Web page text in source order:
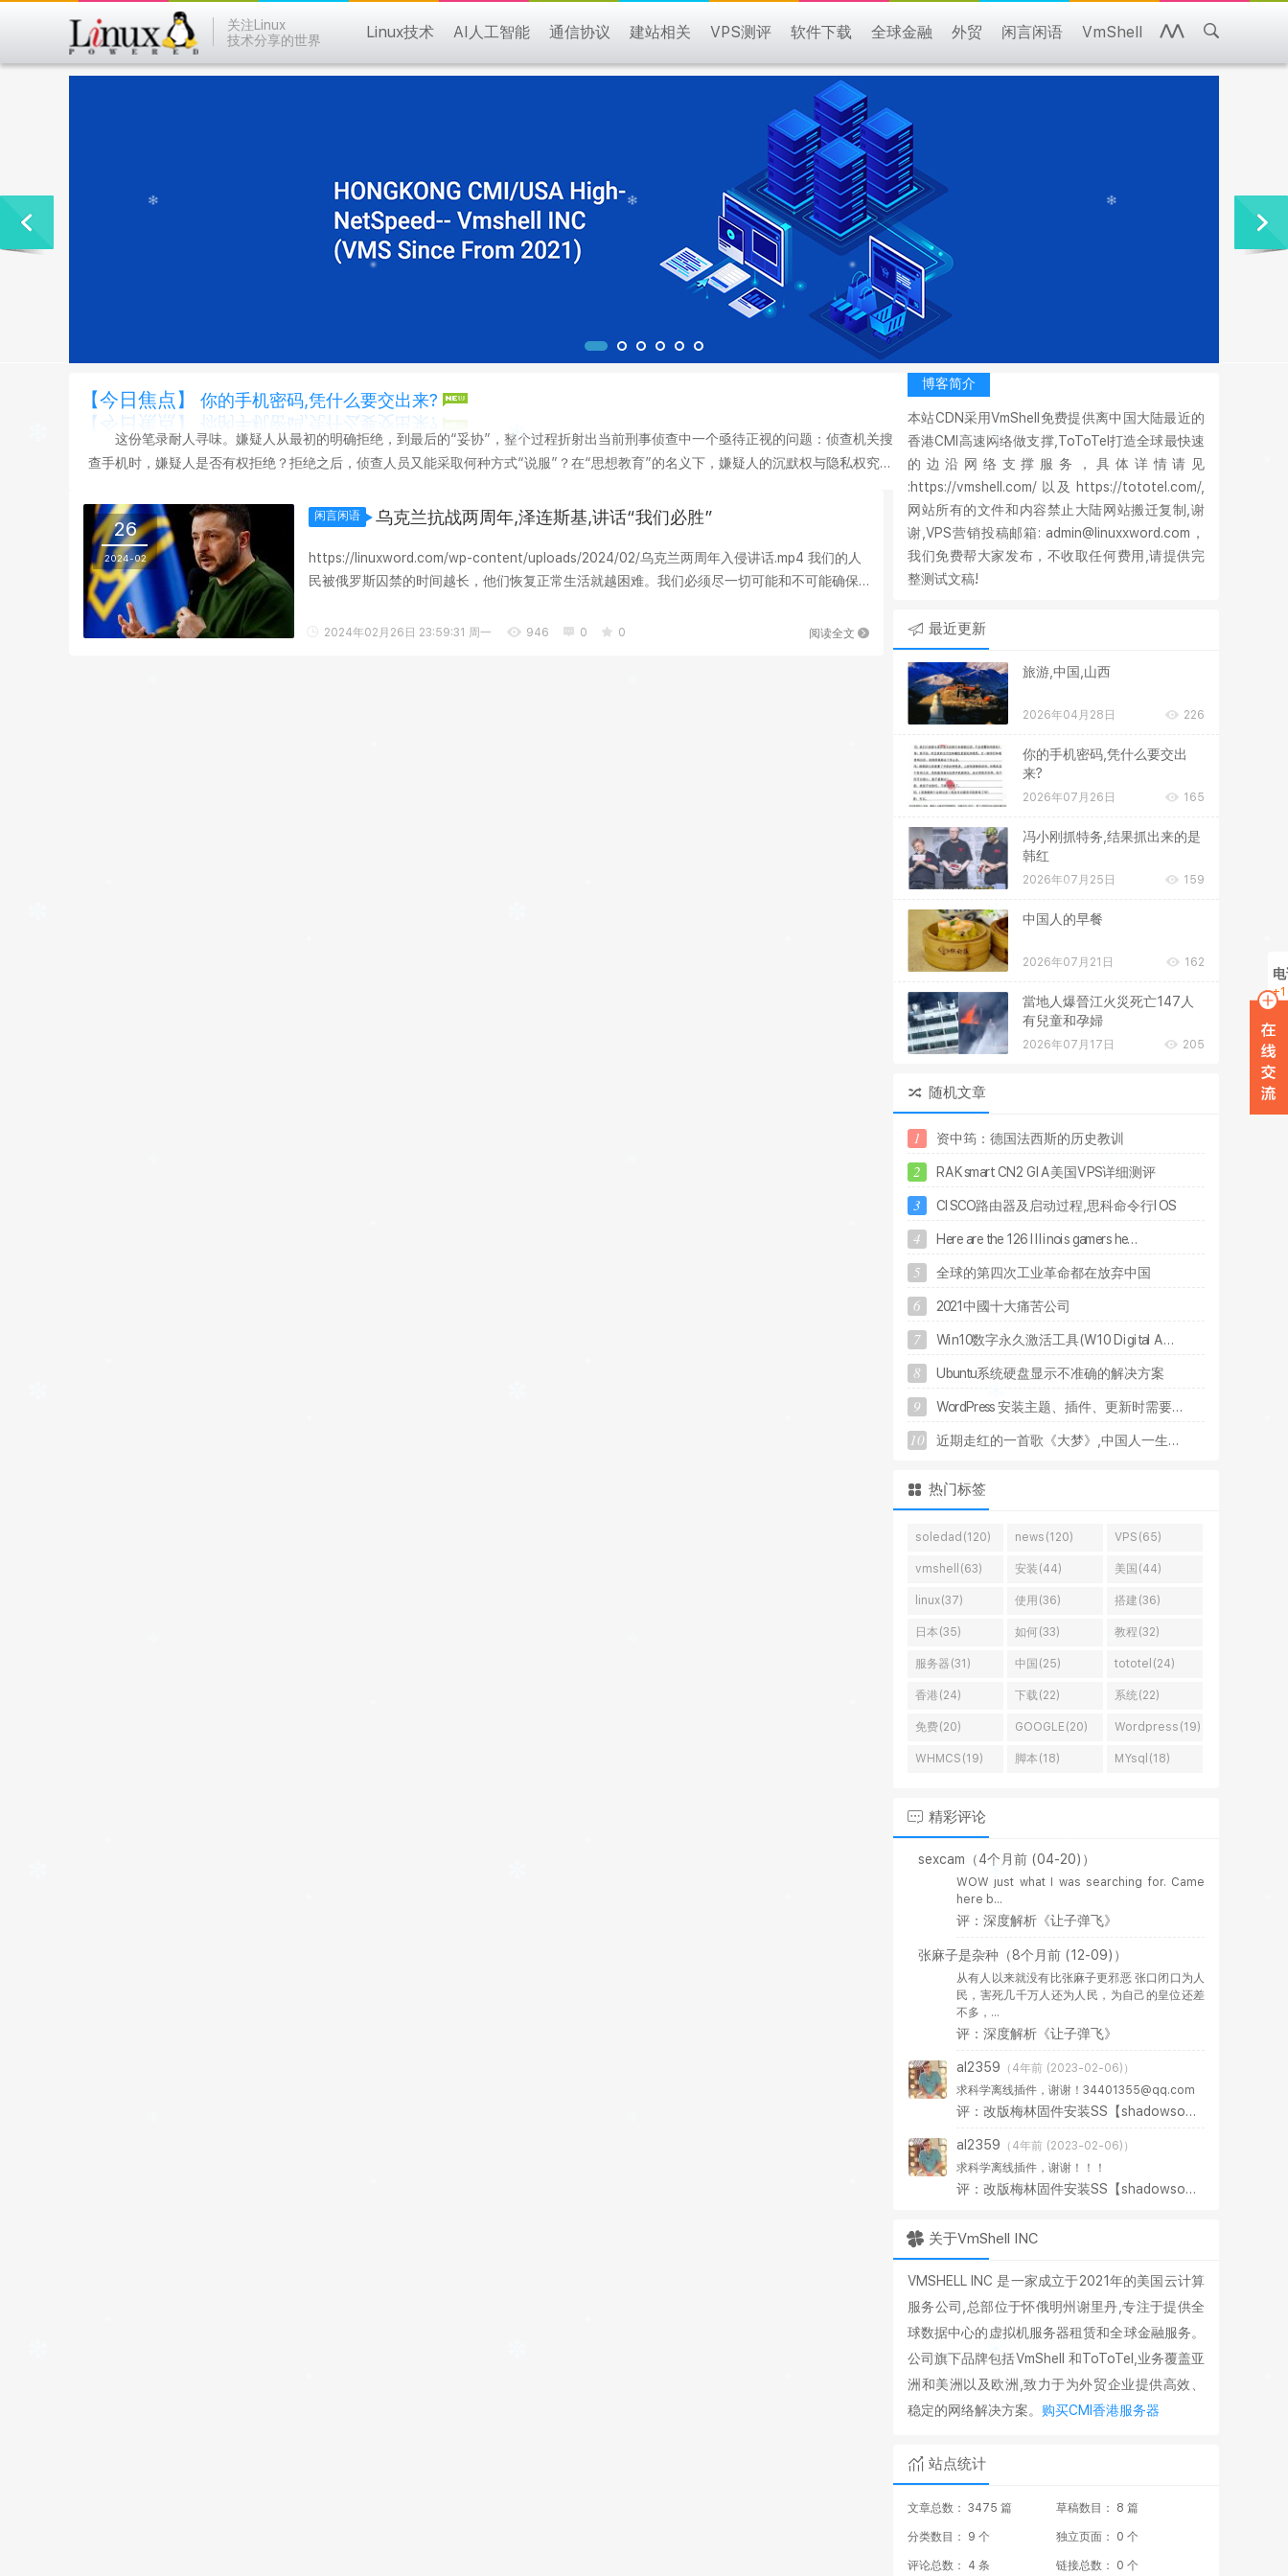
关注Linux
技术分享的世界
Linux技术 AI人工智能 通信协议 建站相关 VPS测评 软件下载 全球金融 外贸 闲言闲语 VmShell
【今日焦点】 你的手机密码,凭什么要交出来?
这份笔录耐人寻味。嫌疑人从最初的明确拒绝，到最后的“妥协”，整个过程折射出当前刑事侦查中一个亟待正视的问题：侦查机关搜
查手机时，嫌疑人是否有权拒绝？拒绝之后，侦查人员又能采取何种方式“说服”？在“思想教育”的名义下，嫌疑人的沉默权与隐私权究竟
26
2024-02
闲言闲语 乌克兰抗战两周年,泽连斯基,讲话“我们必胜”
https://linuxword.com/wp-content/uploads/2024/02/乌克兰两周年入侵讲话.mp4 我们的人
民被俄罗斯囚禁的时间越长，他们恢复正常生活就越困难。我们必须尽一切可能和不可能确保
阅读全文
2024年02月26日 23:59:31 周一 946 0 0
博客简介
本站CDN采用VmShell免费提供离中国大陆最近的
香港CMI高速网络做支撑,ToToTel打造全球最快速
的边沿网络支撑服务，具体详情请见
:https://vmshell.com/ 以及 https://tototel.com/,
网站所有的文件和内容禁止大陆网站搬迁复制,谢
谢,VPS营销投稿邮箱: admin@linuxxword.com，
我们免费帮大家发布，不收取任何费用,请提供完
整测试文稿!
最近更新
旅游,中国,山西
2026年04月28日 226
你的手机密码,凭什么要交出
来?
2026年07月26日 165
冯小刚抓特务,结果抓出来的是
韩红
2026年07月25日 159
中国人的早餐
2026年07月21日 162
當地人爆晉江火災死亡147人
有兒童和孕婦
2026年07月17日 205
随机文章
1 资中筠 ： 德国法西斯的历史教训
2 RAKsmartCN2 G A美国VPS详细测评
3 C SCO路由器及 启动过程 思科命令行 OS
4 Hereare the 1 26 inoisgamers he...
5 全球的第四次工业革命都在放弃中 国
6 2021中 國十大痛苦公司
7 Win10数字永久 激活工具(W10 Digital A...
8 Ubuntu系统硬盘显示不准确的解决方案
9 WordPress安装主题 插件 更新时需要...
10 近期走红的一首歌 《大梦》 中 国 人一生...
热门标签
soledad(120) news(120) VPS(65)
vmshell(63) 安装(44) 美国(44)
linux(37) 使用(36) 搭建(36)
日本(35) 如何(33) 教程(32)
服务器(31) 中国(25) tototel(24)
香港(24) 下载(22) 系统(22)
免费(20) GOOGLE(20) Wordpress(19)
WHMCS(19) 脚本(18) MYsql(18)
精彩评论
sexcam （4个月前 (04-20)）
WOW just what I was searching for. Came
here b...
评：深度解析《让子弹飞》
张麻子是杂种 （8个月前 (12-09)）
从有人以来就没有比张麻子更邪恶 张口闭口为人
民，害死几千万人还为人民，为自己的皇位还差
不多，...
评：深度解析《让子弹飞》
al2359 （4年前 (2023-02-06)）
求科学离线插件，谢谢！34401355@qq.com
评：改版梅林固件安装SS【shadowsocks】科学上网插件教程
al2359 （4年前 (2023-02-06)）
求科学离线插件，谢谢！！！
评：改版梅林固件安装SS【shadowsocks】科学上网插件教程
关于VmShell INC
VMSHELL INC 是一家成立于2021年的美国云计算
服务公司,总部位于怀俄明州谢里丹,专注于提供全
球数据中心的虚拟机服务器租赁和全球金融服务。
公司旗下品牌包括VmShell 和ToToTel,业务覆盖亚
洲和美洲以及欧洲,致力于为外贸企业提供高效、
稳定的网络解决方案。 购买CMI香港服务器
站点统计
文章总数： 3475 篇 草稿数目： 8 篇
分类数目： 9 个 独立页面： 0 个
评论总数： 4 条 链接总数： 0 个